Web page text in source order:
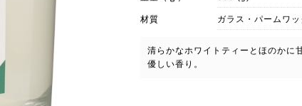
材質 ガラス・パームワ
清らかなホワイトティーとほのかに
優しい香り。